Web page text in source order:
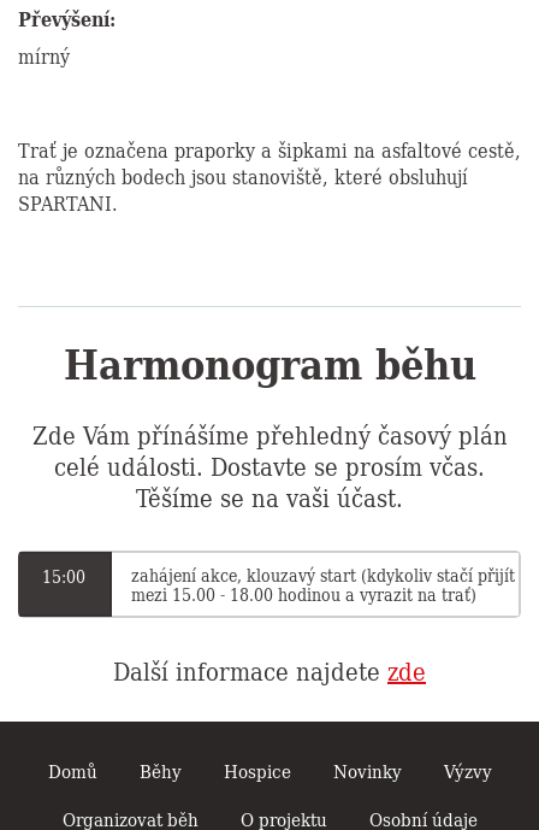
Převýšení:
mírný
Trať je označena praporky a šipkami na asfaltové cestě,
na různých bodech jsou stanoviště, které obsluhují
SPARTANI.
Harmonogram běhu
Zde Vám přínášíme přehledný časový plán
celé události. Dostavte se prosím včas.
Těšíme se na vaši účast.
15:00 zahájení akce, klouzavý start (kdykoliv stačí přijít
mezi 15.00 - 18.00 hodinou a vyrazit na trať)
Další informace najdete zde
Domů Běhy Hospice Novinky
Výzvy
Organizovat běh
O projektu Osobní údaje